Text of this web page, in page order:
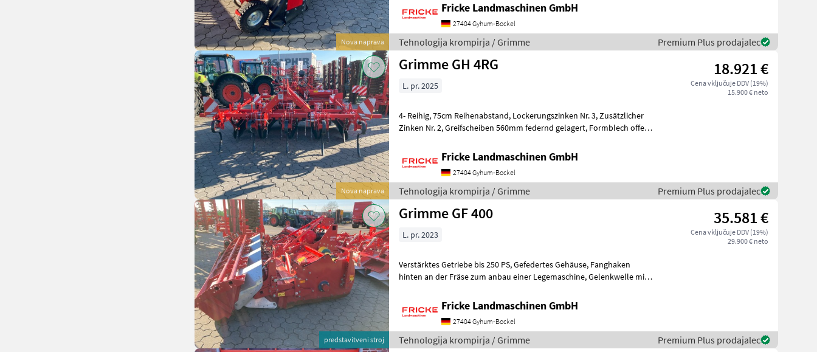
Nova naprava
Fricke Landmaschinen GmbH
27404 Gyhum-Bockel
Tehnologija krompirja / Grimme Premium Plus prodajalec
Nova naprava
Grimme GH 4RG 18.921 €
Cena vključuje DDV (19%)
15.900 € neto
L. pr. 2025
4- Reihig, 75cm Reihenabstand, Lockerungszinken Nr. 3, Zusätzlicher
Zinken Nr. 2, Greifscheiben 560mm federnd gelagert, Formblech offen
Fricke Landmaschinen GmbH
27404 Gyhum-Bockel
Tehnologija krompirja / Grimme Premium Plus prodajalec
predstavitveni stroj
Grimme GF 400 35.581 €
Cena vključuje DDV (19%)
29.900 € neto
L. pr. 2023
Verstärktes Getriebe bis 250 PS, Gefedertes Gehäuse, Fanghaken
hinten an der Fräse zum anbau einer Legemaschine, Gelenkwelle mit
Fricke Landmaschinen GmbH
27404 Gyhum-Bockel
Tehnologija krompirja / Grimme Premium Plus prodajalec